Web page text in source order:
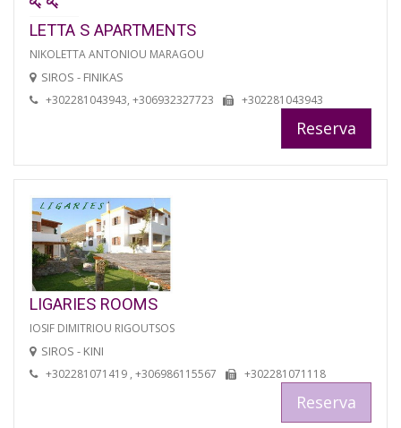
LETTA S APARTMENTS
NIKOLETTA ANTONIOU MARAGOU
SIROS - FINIKAS
+302281043943, +306932327723 +302281043943
Reserva
LIGARIES ROOMS
IOSIF DIMITRIOU RIGOUTSOS
SIROS - KINI
+302281071419 , +306986115567 +302281071118
Reserva